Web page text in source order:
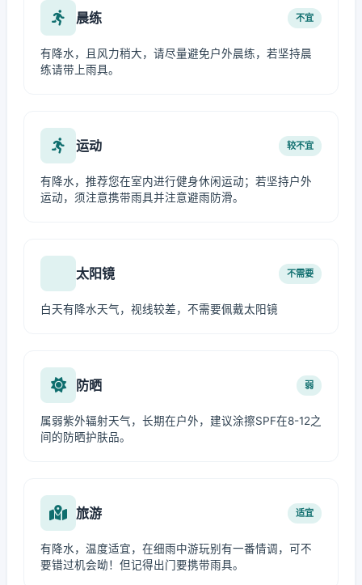
晨练 不宜
有降水，且风力稍大，请尽量避免户外晨练，若坚持晨
练请带上雨具。
运动 较不宜
有降水，推荐您在室内进行健身休闲运动；若坚持户外
运动，须注意携带雨具并注意避雨防滑。
太阳镜 不需要
白天有降水天气，视线较差，不需要佩戴太阳镜
防晒 弱
属弱紫外辐射天气，长期在户外，建议涂擦SPF在8-12之
间的防晒护肤品。
旅游 适宜
有降水，温度适宜，在细雨中游玩别有一番情调，可不
要错过机会呦！但记得出门要携带雨具。